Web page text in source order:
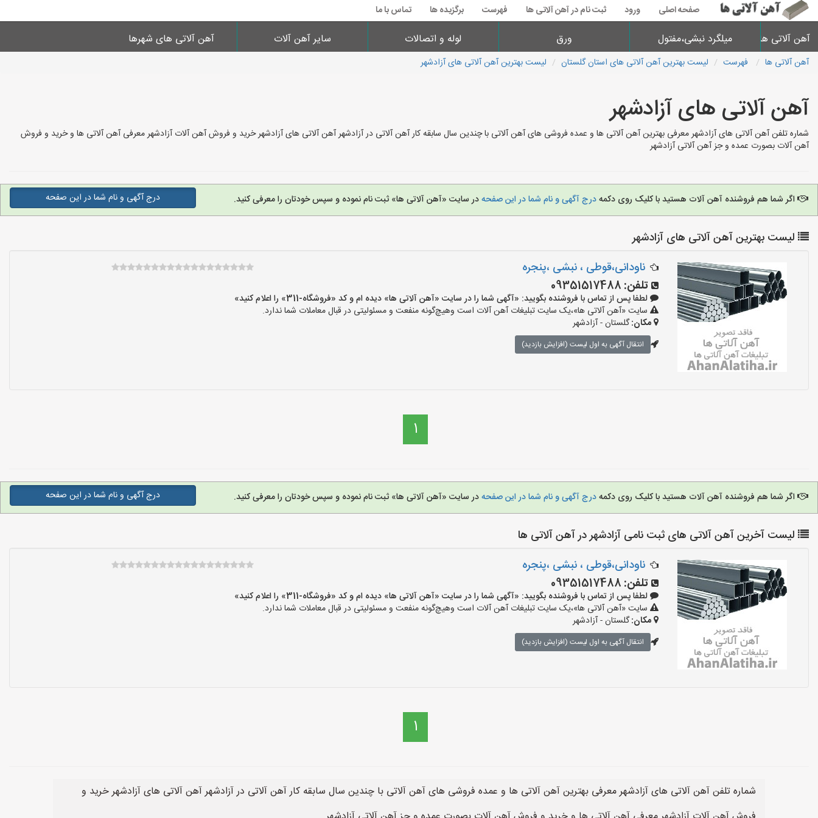
صفحه اصلی ورود ثبت نام در آهن آلاتی ها فهرست برگزیده ها تماس با ما
آهن آلاتی ها میلگرد نبشی،مفتول ورق لوله و اتصالات سایر آهن آلات آهن آلاتی های شهرها
آهن آلاتی ها فهرست لیست بهترین آهن آلاتی های استان گلستان لیست بهترین آهن آلاتی های آزادشهر
آهن آلاتی های آزادشهر
شماره تلفن آهن آلاتی های آزادشهر معرفی بهترین آهن آلاتی ها و عمده فروشی های آهن آلاتی با چندین سال سابقه کار آهن آلاتی در آزادشهر آهن آلاتی های آزادشهر خرید و فروش آهن آلات آزادشهر معرفی آهن آلاتی ها و خرید و فروش
آهن آلات بصورت عمده و جز آهن آلاتی آزادشهر
اگر شما هم فروشنده آهن آلات هستید با کلیک روی دکمهدرج آگهی و نام شما در این صفحهدر سایت «آهن آلاتی ها» ثبت نام نموده و سپس خودتان را معرفی کنید. درج آگهی و نام شما در این صفحه
لیست بهترین آهن آلاتی های آزادشهر
ناودانی،قوطی ، نبشی ،پنجره
تلفن: 09351517488
لطفا پس از تماس با فروشنده بگویید: «آگهی شما را در سایت «آهن آلاتی ها» دیده ام و کد «فروشگاه-311» را اعلام کنید»
سایت «آهن آلاتی ها»،یک سایت تبلیغات آهن آلات است وهیچ‌گونه منفعت و مسئولیتی در قبال معاملات شما ندارد.
مکان:گلستان - آزادشهر
انتقال آگهی به اول لیست (افزایش بازدید)
1
اگر شما هم فروشنده آهن آلات هستید با کلیک روی دکمهدرج آگهی و نام شما در این صفحهدر سایت «آهن آلاتی ها» ثبت نام نموده و سپس خودتان را معرفی کنید. درج آگهی و نام شما در این صفحه
لیست آخرین آهن آلاتی های ثبت نامی آزادشهر در آهن آلاتی ها
ناودانی،قوطی ، نبشی ،پنجره
تلفن: 09351517488
لطفا پس از تماس با فروشنده بگویید: «آگهی شما را در سایت «آهن آلاتی ها» دیده ام و کد «فروشگاه-311» را اعلام کنید»
سایت «آهن آلاتی ها»،یک سایت تبلیغات آهن آلات است وهیچ‌گونه منفعت و مسئولیتی در قبال معاملات شما ندارد.
مکان:گلستان - آزادشهر
انتقال آگهی به اول لیست (افزایش بازدید)
1
شماره تلفن آهن آلاتی های آزادشهر معرفی بهترین آهن آلاتی ها و عمده فروشی های آهن آلاتی با چندین سال سابقه کار آهن آلاتی در آزادشهر آهن آلاتی های آزادشهر خرید و